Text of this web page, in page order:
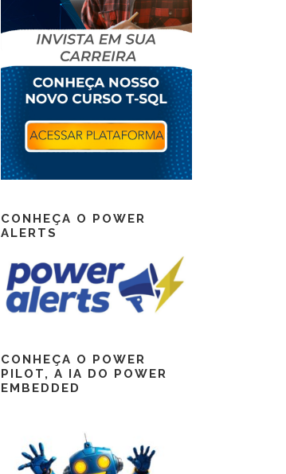
CONHEÇA O POWER
ALERTS
CONHEÇA O POWER
PILOT, A IA DO POWER
EMBEDDED